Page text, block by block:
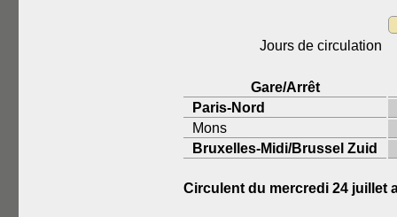
Jours de circulation
Gare/Arrêt
Paris-Nord
Mons
Bruxelles-Midi/Brussel Zuid
Circulent du mercredi 24 juillet